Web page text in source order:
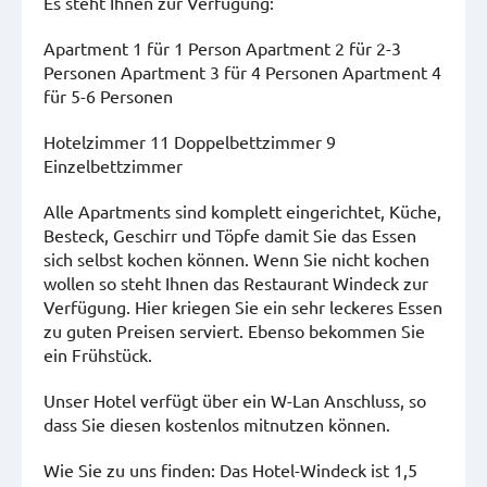
Apartment 1 für 1 Person Apartment 2 für 2-3
Personen Apartment 3 für 4 Personen Apartment 4
für 5-6 Personen
Hotelzimmer 11 Doppelbettzimmer 9
Einzelbettzimmer
Alle Apartments sind komplett eingerichtet, Küche,
Besteck, Geschirr und Töpfe damit Sie das Essen
sich selbst kochen können. Wenn Sie nicht kochen
wollen so steht Ihnen das Restaurant Windeck zur
Verfügung. Hier kriegen Sie ein sehr leckeres Essen
zu guten Preisen serviert. Ebenso bekommen Sie
ein Frühstück.
Unser Hotel verfügt über ein W-Lan Anschluss, so
dass Sie diesen kostenlos mitnutzen können.
Wie Sie zu uns finden: Das Hotel-Windeck ist 1,5